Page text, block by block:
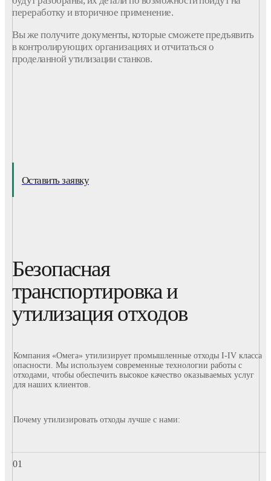
переработку и вторичное применение.
Вы же получите документы, которые сможете предъявить
в контролирующих организациях и отчитаться о
проделанной утилизации станков.
Оставить заявку
Безопасная
транспортировка и
утилизация отходов
Компания «Омега» утилизирует промышленные отходы I-IV класса
опасности. Мы используем современные технологии работы с
отходами, чтобы обеспечить высокое качество оказываемых услуг
для наших клиентов.
Почему утилизировать отходы лучше с нами: